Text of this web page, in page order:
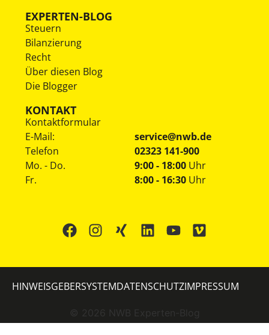
EXPERTEN-BLOG
Steuern
Bilanzierung
Recht
Über diesen Blog
Die Blogger
KONTAKT
Kontaktformular
E-Mail:
service@nwb.de
Telefon
02323 141-900
Mo. - Do.
Fr.
9:00 - 18:00 Uhr
8:00 - 16:30 Uhr
© 2026 NWB Experten-Blog
HINWEISGEBERSYSTEMDATENSCHUTZIMPRESSUM